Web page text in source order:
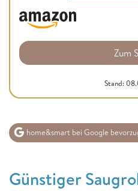
Zum
Stand:
home&smart bei Google
Günstiger